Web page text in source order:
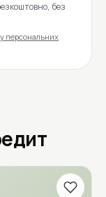
без
персональних